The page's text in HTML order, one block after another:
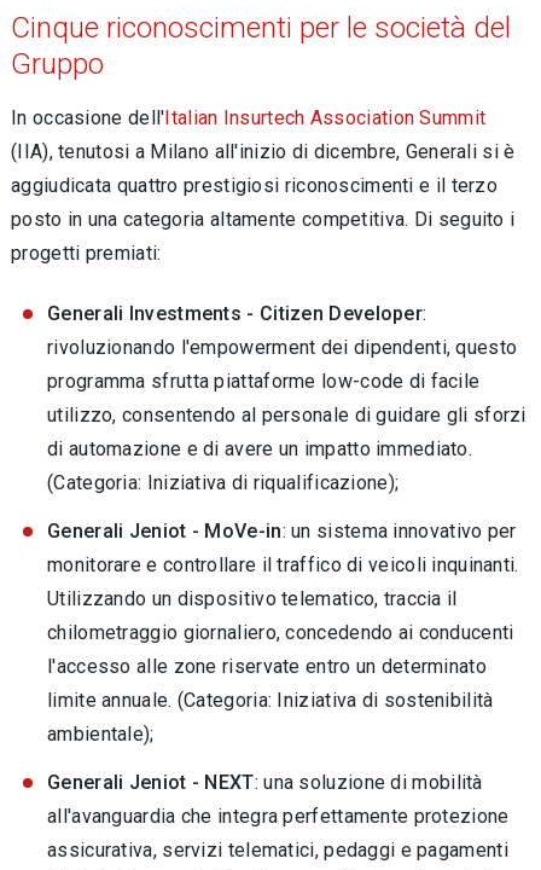
Cinque riconoscimenti per le società del
Gruppo
In occasione dell'Italian Insurtech Association Summit
(IIA), tenutosi a Milano all'inizio di dicembre, Generali si è
aggiudicata quattro prestigiosi riconoscimenti e il terzo
posto in una categoria altamente competitiva. Di seguito i
progetti premiati:
Generali Investments - Citizen Developer:
rivoluzionando l'empowerment dei dipendenti, questo
programma sfrutta piattaforme low-code di facile
utilizzo, consentendo al personale di guidare gli sforzi
di automazione e di avere un impatto immediato.
(Categoria: Iniziativa di riqualificazione);
Generali Jeniot - MoVe-in: un sistema innovativo per
monitorare e controllare il traffico di veicoli inquinanti.
Utilizzando un dispositivo telematico, traccia il
chilometraggio giornaliero, concedendo ai conducenti
l'accesso alle zone riservate entro un determinato
limite annuale. (Categoria: Iniziativa di sostenibilità
ambientale);
Generali Jeniot - NEXT: una soluzione di mobilità
all'avanguardia che integra perfettamente protezione
assicurativa, servizi telematici, pedaggi e pagamenti